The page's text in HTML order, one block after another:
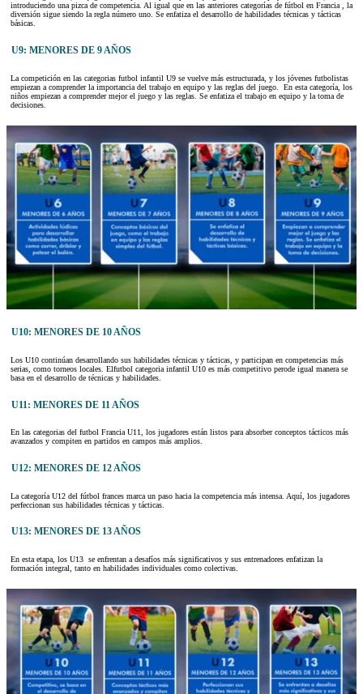
introduciendo una pizca de competencia. Al igual que en las anteriores categorías de fútbol en Francia , la
diversión sigue siendo la regla número uno. Se enfatiza el desarrollo de habilidades técnicas y tácticas
básicas.
U9: MENORES DE 9 AÑOS
La competición en las categorias futbol infantil U9 se vuelve más estructurada, y los jóvenes futbolistas
empiezan a comprender la importancia del trabajo en equipo y las reglas del juego. En esta categoría, los
niños empiezan a comprender mejor el juego y las reglas. Se enfatiza el trabajo en equipo y la toma de
decisiones.
U10: MENORES DE 10 AÑOS
Los U10 continúan desarrollando sus habilidades técnicas y tácticas, y participan en competencias más
serias, como torneos locales. Elfutbol categoria infantil U10 es más competitivo perode igual manera se
basa en el desarrollo de técnicas y habilidades.
U11: MENORES DE 11 AÑOS
En las categorias del futbol Francia U11, los jugadores están listos para absorber conceptos tácticos más
avanzados y compiten en partidos en campos más amplios.
U12: MENORES DE 12 AÑOS
La categoría U12 del fútbol frances marca un paso hacia la competencia más intensa. Aquí, los jugadores
perfeccionan sus habilidades técnicas y tácticas.
U13: MENORES DE 13 AÑOS
En esta etapa, los U13 se enfrentan a desafíos más significativos y sus entrenadores enfatizan la
formación integral, tanto en habilidades individuales como colectivas.